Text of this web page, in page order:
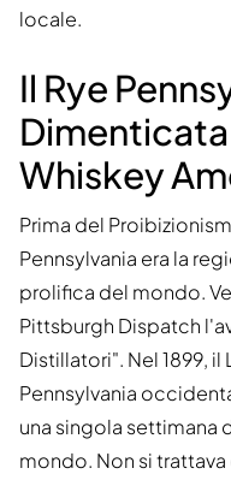
locale.
Il Rye
Whiskey
Prima del
Pennsylvania era la
prolifica del mondo.
Pittsburgh Dispatch
Distillatori". Nel 1899,
Pennsylvania
una singola settimana
mondo. Non si